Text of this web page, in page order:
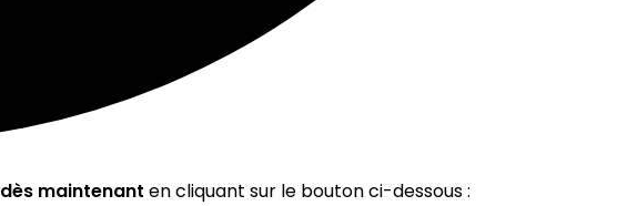
dès maintenant en cliquant sur le bouton ci-dessous :